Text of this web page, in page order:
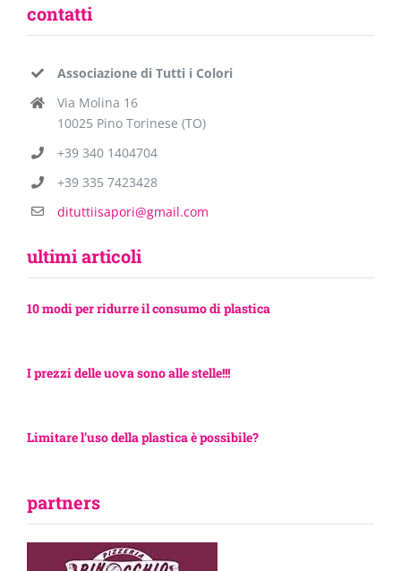
contatti
Associazione di Tutti i Colori
Via Molina 16
10025 Pino Torinese (TO)
+39 340 1404704
+39 335 7423428
dituttiisapori@gmail.com
ultimi articoli
10 modi per ridurre il consumo di plastica
I prezzi delle uova sono alle stelle!!!
Limitare l’uso della plastica è possibile?
partners